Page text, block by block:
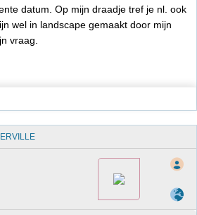
datum. Op mijn draadje tref je nl. ook
wel in landscape gemaakt door mijn
vraag.